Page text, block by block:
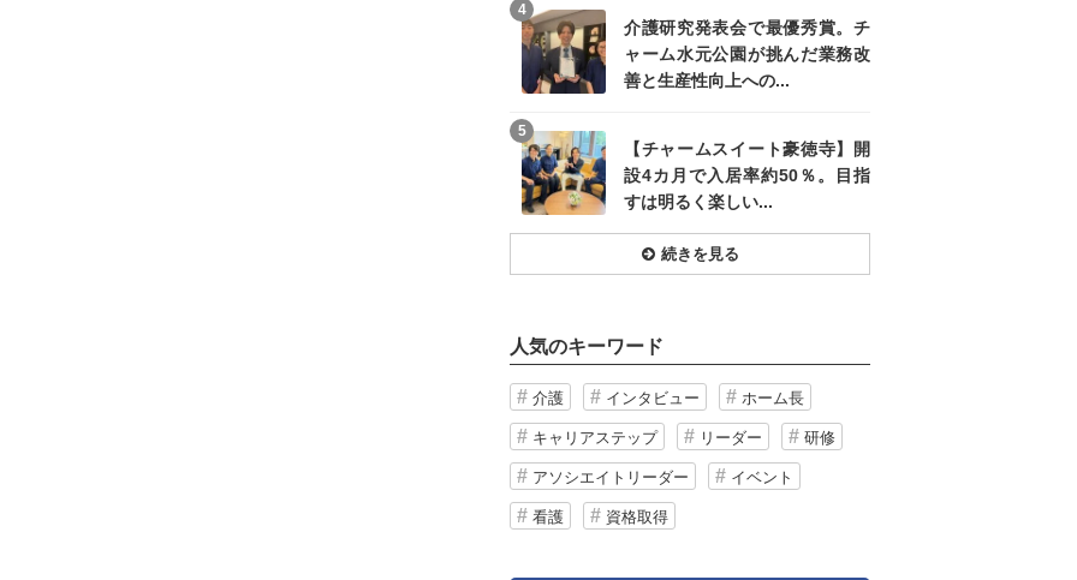
介護研究発表会で最優秀賞。チ
ャーム水元公園が挑んだ業務改
善と生産性向上への...
4
【チャームスイート豪徳寺】開
設4カ月で入居率約50％。目指
すは明るく楽しい...
5
続きを見る
人気のキーワード
介護 インタビュー ホーム長
キャリアステップ リーダー 研修
アソシエイトリーダー イベント
看護 資格取得